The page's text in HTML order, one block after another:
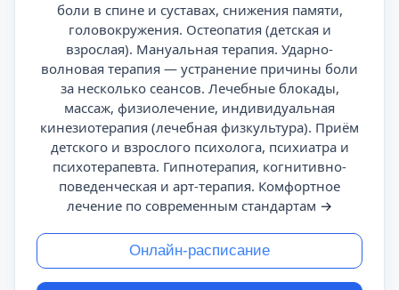
боли в спине и суставах, снижения памяти,
головокружения. Остеопатия (детская и
взрослая). Мануальная терапия. Ударно-
волновая терапия — устранение причины боли
за несколько сеансов. Лечебные блокады,
массаж, физиолечение, индивидуальная
кинезиотерапия (лечебная физкультура). Приём
детского и взрослого психолога, психиатра и
психотерапевта. Гипнотерапия, когнитивно-
поведенческая и арт-терапия. Комфортное
лечение по современным стандартам →
Онлайн-расписание